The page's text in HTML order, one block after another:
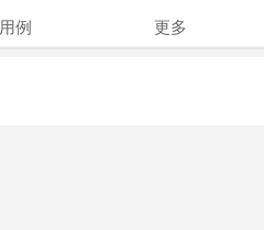
用例 更多